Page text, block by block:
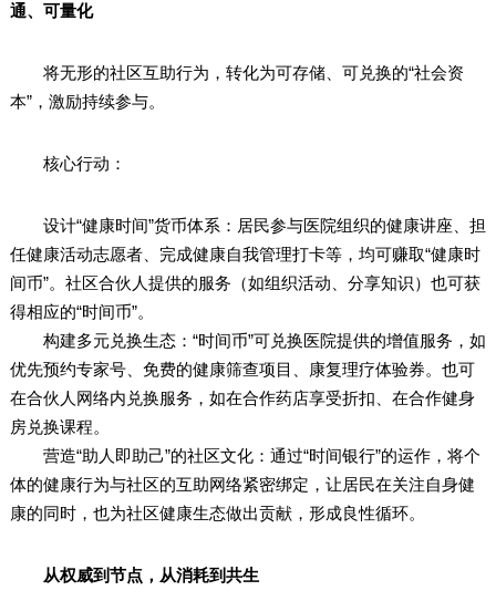
通、可量化
将无形的社区互助行为，转化为可存储、可兑换的“社会资
本”，激励持续参与。
核心行动：
设计“健康时间”货币体系：居民参与医院组织的健康讲座、担
任健康活动志愿者、完成健康自我管理打卡等，均可赚取“健康时
间币”。社区合伙人提供的服务（如组织活动、分享知识）也可获
得相应的“时间币”。
构建多元兑换生态：“时间币”可兑换医院提供的增值服务，如
优先预约专家号、免费的健康筛查项目、康复理疗体验券。也可
在合伙人网络内兑换服务，如在合作药店享受折扣、在合作健身
房兑换课程。
营造“助人即助己”的社区文化：通过“时间银行”的运作，将个
体的健康行为与社区的互助网络紧密绑定，让居民在关注自身健
康的同时，也为社区健康生态做出贡献，形成良性循环。
从权威到节点，从消耗到共生